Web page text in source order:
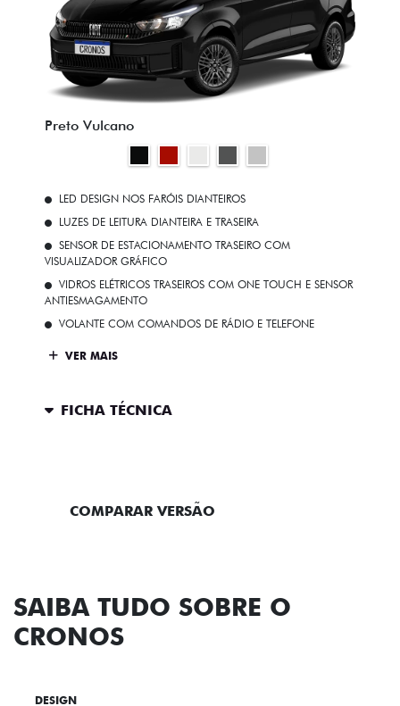
Preto Vulcano
LED DESIGN NOS FARÓIS DIANTEIROS
LUZES DE LEITURA DIANTEIRA E TRASEIRA
SENSOR DE ESTACIONAMENTO TRASEIRO COM
VISUALIZADOR GRÁFICO
VIDROS ELÉTRICOS TRASEIROS COM ONE TOUCH E SENSOR
ANTIESMAGAMENTO
VOLANTE COM COMANDOS DE RÁDIO E TELEFONE
VER MAIS
FICHA TÉCNICA
COMPARAR VERSÃO
SAIBA TUDO SOBRE O
CRONOS
DESIGN